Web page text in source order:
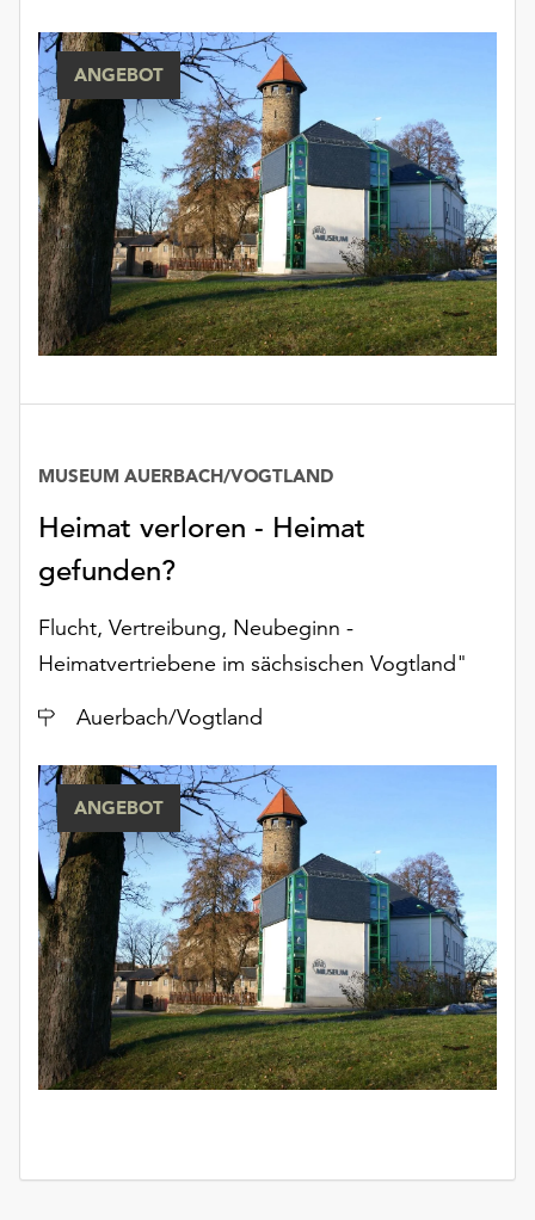
Ihr
Einverständnis
weiterhin
ausgeführt.
Möchten
Sie
die
verwendeten
Cookies
anpassen,
erreichen
Sie
Einstellungen
die
„Auswählen“.
Weitere
finden
Sie
unserer
Datenschutzerklärung
oder
dem
Impressum
ANGEBOT
Heimat verloren - Heimat
gefunden?
MUSEUM AUERBACH/VOGTLAND
Flucht, Vertreibung, Neubeginn -
Heimatvertriebene im sächsischen Vogtland"
Ort
Auerbach/Vogtland
ANGEBOT